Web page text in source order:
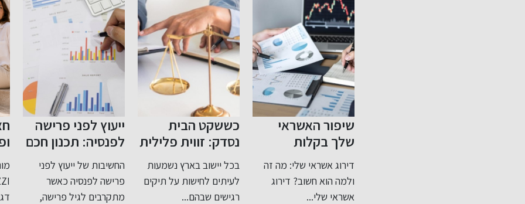
שיפור האשראי
שלך בקלות
דירוג אשראי שלי: מה זה
ולמה הוא חשוב? דירוג
אשראי שלי...
כששקט הבית
נסדק: זווית פלילית
רגישה ומדויקת
לעבירות בתוך
המשפחה
בכל יישוב בארץ נשמעות
לעיתים לחישות על תיקים
רגישים שבהם...
ייעוץ לפני פרישה
לפנסיה: תכנון חכם
לעתיד בטוח
החשיבות של ייעוץ לפני
פרישה לפנסיה כאשר
מתקרבים לגיל פרישה,